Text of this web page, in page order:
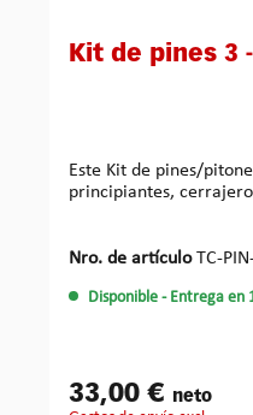
Kit de pines 3
Este Kit de pines/
Nro. de artículoTC-
Disponible - Entrega en
33,00 € neto